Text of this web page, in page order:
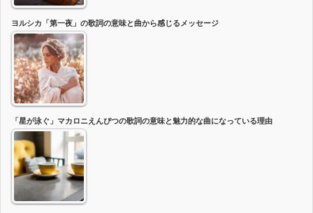
ヨルシカ「第一夜」の歌詞の意味と曲から感じるメッセージ
「星が泳ぐ」マカロニえんぴつの歌詞の意味と魅力的な曲になっている理由